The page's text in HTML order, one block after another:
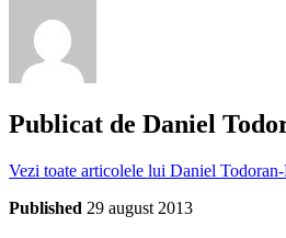
Publicat de Daniel
Vezi toate articolele lui Daniel Todoran-
Published 29 august 2013